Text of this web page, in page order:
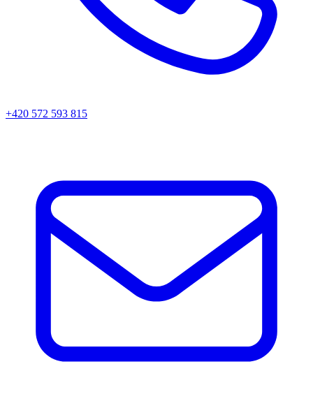
+420 572 593 815